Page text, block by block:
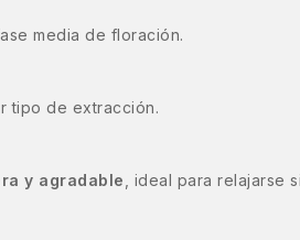
media de floración.
tipo de extracción.
y agradable , ideal para relajarse